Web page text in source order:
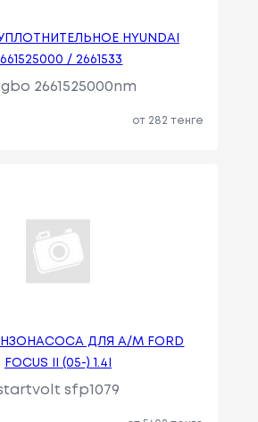
HYUNDAI
/ 2661533
2661525000nm
от 282 тенге
ДЛЯ А/М FORD
FOCUS II (05-) 1.4I
sfp1079